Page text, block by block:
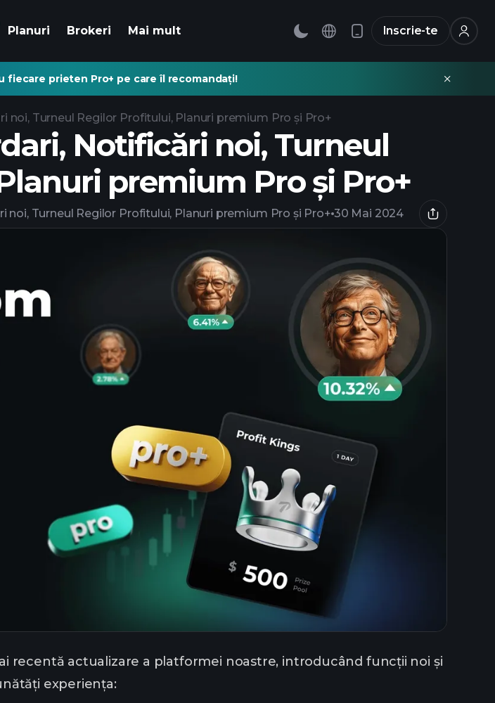
Planuri Brokeri Mai mult Inscrie-te
fiecare prieten Pro+ pe care îl recomandați!
noi, Turneul Regilor Profitului, Planuri premium Pro și Pro+
Notificări noi, Turneul
premium Pro și Pro+
noi, Turneul Regilor Profitului, Planuri premium Pro și Pro+ 30 Mai 2024
recentă actualizare a platformei noastre, introducând funcții noi și
experiența: